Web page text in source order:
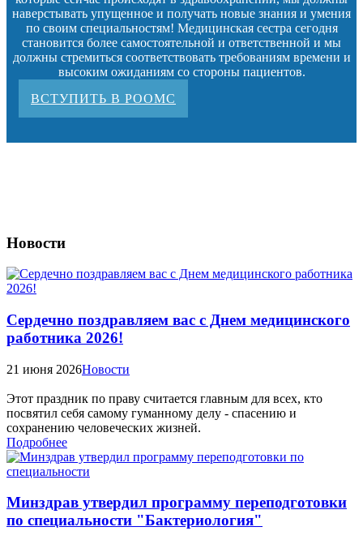
наверстывать упущенное и получать новые знания и умения
по своим специальностям! Медицинская сестра сегодня
становится более самостоятельной и ответственной и мы
должны стремиться соответствовать требованиям времени и
высоким ожиданиям со стороны пациентов.
ВСТУПИТЬ В РООМС
Новости
Сердечно поздравляем вас с Днем медицинского
работника 2026!
21 июня 2026Новости
Этот праздник по праву считается главным для всех, кто
посвятил себя самому гуманному делу - спасению и
сохранению человеческих жизней.
Подробнее
Минздрав утвердил программу переподготовки
по специальности "Бактериология"